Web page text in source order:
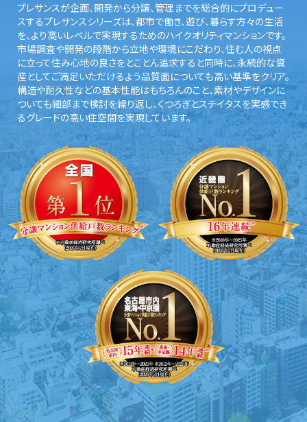
プレサンスが企画、開発から分譲、管理までを総合的にプロデュー
スするプレサンスシリーズは、都市で働き、遊び、暮らす方々の生活
を、より高いレベルで実現するためのハイクオリティマンションです。
市場調査や開発の段階から立地や環境にこだわり、住む人の視点
に立って住み心地の良さをとことん追求すると同時に、永続的な資
産としてご満足いただけるよう品質面についても高い基準をクリア。
構造や耐久性などの基本性能はもちろんのこと、素材やデザインに
ついても細部まで検討を繰り返し、くつろぎとステイタスを実感でき
るグレードの高い住空間を実現しています。